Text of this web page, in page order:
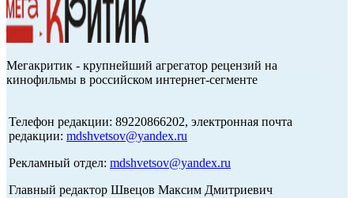
Мегакритик - крупнейший агрегатор рецензий на
кинофильмы в российском интернет-сегменте
Телефон редакции: 89220866202, электронная почта
редакции: mdshvetsov@yandex.ru
Рекламный отдел: mdshvetsov@yandex.ru
Главный редактор Швецов Максим Дмитриевич